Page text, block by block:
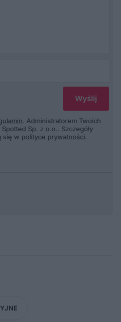
. Administratorem Twoich
Sp. z o.o.. Szczegóły
się w polityce prywatności.